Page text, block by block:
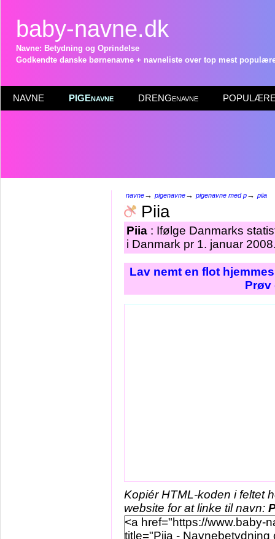
baby-navne.dk
Navne: Betydning og Oprindelse
Godkendte danske børnenavne + navneliste over top mest
NAVNE PIGEnavne DRENGenavne POPULÆRE
navne→ pigenavne→ pigenavne med p→ piia
Piia
Piia : Ifølge Danmarks
i Danmark pr 1. januar
Lav nemt en flot
Prøv
Kopiér HTML-koden i feltet
website for at linke til navn: